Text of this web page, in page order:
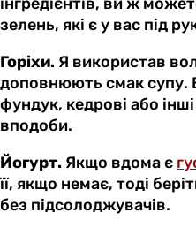
зелень, які є у вас під
Горіхи. Я використав
доповнюють смак супу.
фундук, кедрові або
вподоби.
Йогурт. Якщо вдома є
її, якщо немає, тоді
без підсолоджувачів.